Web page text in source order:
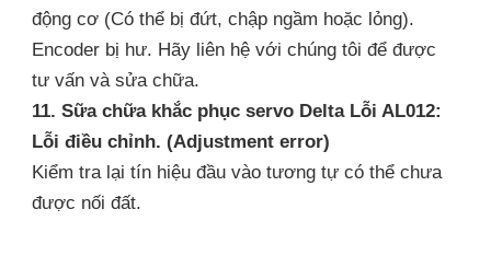
động cơ (Có thể bị đứt, chập ngầm hoặc lỏng).
Encoder bị hư. Hãy liên hệ với chúng tôi để được
tư vấn và sửa chữa.
11. Sữa chữa khắc phục servo Delta Lỗi AL012:
Lỗi điều chỉnh. (Adjustment error)
Kiểm tra lại tín hiệu đầu vào tương tự có thể chưa
được nối đất.